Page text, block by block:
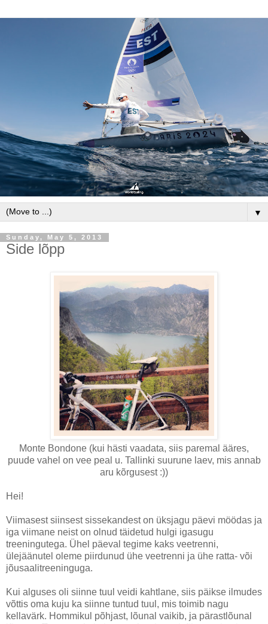
▼
Sunday, May 5, 2013
Side lõpp
Monte Bondone (kui hästi vaadata, siis paremal ääres,
puude vahel on vee peal u. Tallinki suurune laev, mis annab
aru kõrgusest :))
Hei!
Viimasest siinsest sissekandest on üksjagu päevi möödas ja
iga viimane neist on olnud täidetud hulgi igasugu
treeningutega. Ühel päeval tegime kaks veetrenni,
ülejäänutel oleme piirdunud ühe veetrenni ja ühe ratta- või
jõusaalitreeninguga.
Kui alguses oli siinne tuul veidi kahtlane, siis päikse ilmudes
võttis oma kuju ka siinne tuntud tuul, mis toimib nagu
kellavärk. Hommikul põhjast, lõunal vaikib, ja pärastlõunal